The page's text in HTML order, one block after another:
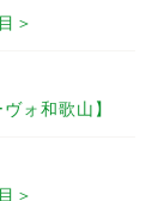
＞
ォ和歌山】
＞